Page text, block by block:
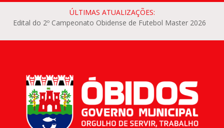
ÚLTIMAS ATUALIZAÇÕES:
Edital do 2º Campeonato Obidense de Futebol Master 2026